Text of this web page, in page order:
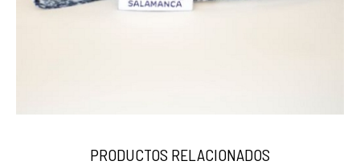
PRODUCTOS RELACIONADOS